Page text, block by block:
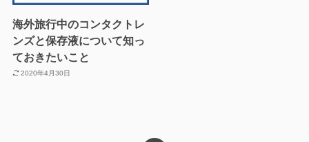
海外旅行中のコンタクトレ
ンズと保存液について知っ
ておきたいこと
2020年4月30日